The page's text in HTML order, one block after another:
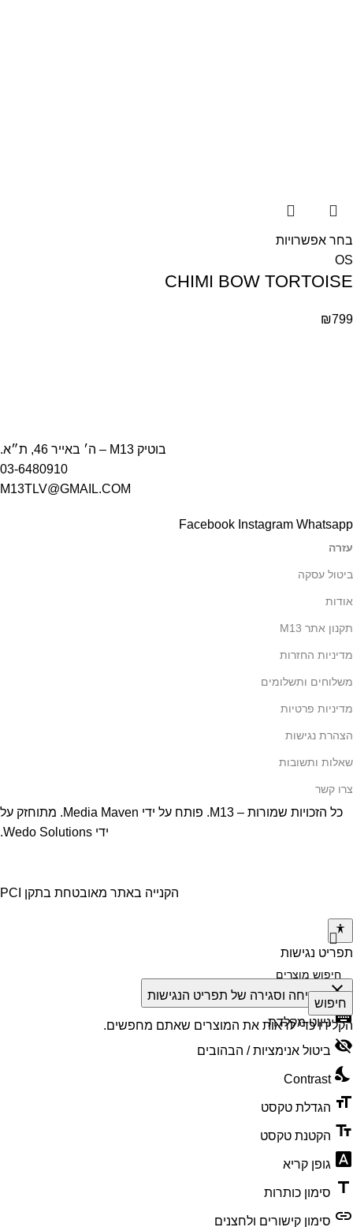
בחר אפשרויות
OS
CHIMI BOW TORTOISE
₪799
בוטיק M13 – ה׳ באייר 46, ת״א.
03-6480910
Facebook Instagram Whatsapp
עזרה
ביטול עסקה
אודות
תקנון אתר M13
מדיניות החזרות
משלוחים ותשלומים
מדיניות פרטיות
הצהרת נגישות
שאלות ותשובות
צרו קשר
כל הזכויות שמורות – M13. פותח על ידי Media Maven. מתוחזק על
ידי Wedo Solutions
.
הקנייה באתר מאובטחת בתקן PCI
חיפוש
הקלידו כדי לראות את המוצרים שאתם מחפשים.
תפריט נגישות
close פתיחה וסגירה של תפריט הנגישות
keyboard ניווט מקלדת
visibility_off ביטול אנימציות / הבהובים
nights_stay
Contrast
format_size הגדלת טקסט
text_fields הקטנת טקסט
font_download גופן קריא
title סימון כותרות
link סימון קישורים ולחצנים